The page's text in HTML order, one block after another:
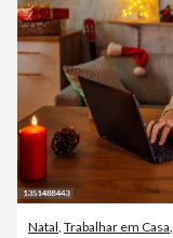
Natal, Trabalhar em Casa,